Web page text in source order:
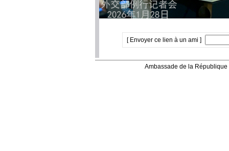
[ Envoyer ce lien à un ami ]
Ambassade de la